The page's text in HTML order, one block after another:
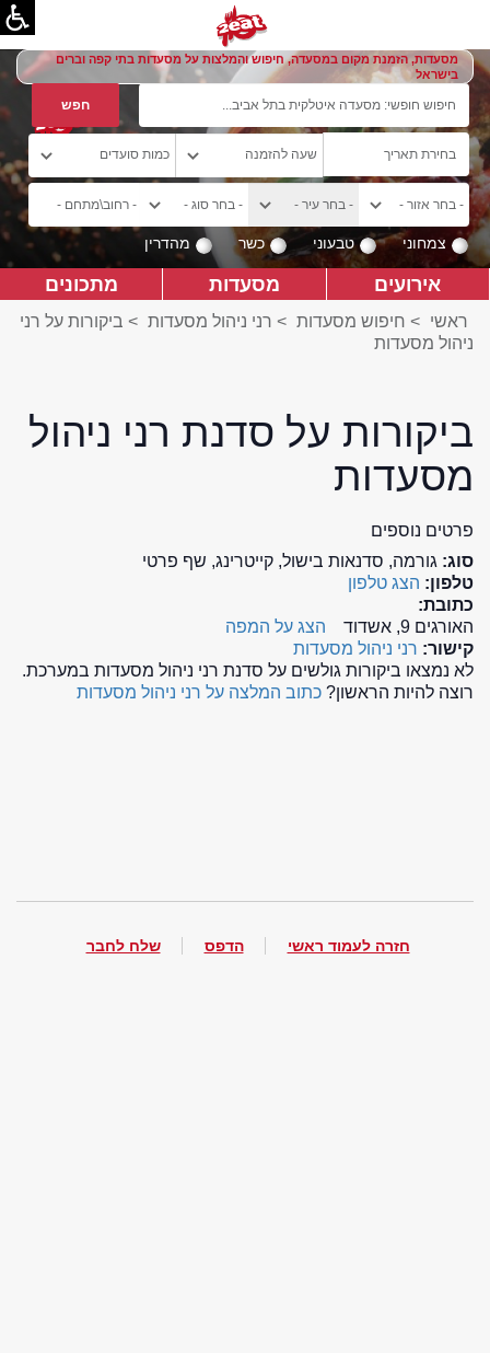
מסעדות, הזמנת מקום במסעדה, חיפוש והמלצות על מסעדות בתי קפה וברים
בישראל
צמחוני טבעוני כשר מהדרין
אירועים מסעדות מתכונים
ראשי > חיפוש מסעדות > רני ניהול מסעדות > ביקורות על רני
ניהול מסעדות
ביקורות על סדנת רני ניהול
מסעדות
פרטים נוספים
סוג: גורמה, סדנאות בישול, קייטרינג, שף פרטי
טלפון: הצג טלפון
כתובת:
האורגים 9, אשדוד
הצג על המפה
קישור: רני ניהול מסעדות
לא נמצאו ביקורות גולשים על סדנת רני ניהול מסעדות במערכת.
רוצה להיות הראשון? כתוב המלצה על רני ניהול מסעדות
חזרה לעמוד ראשי הדפס שלח לחבר